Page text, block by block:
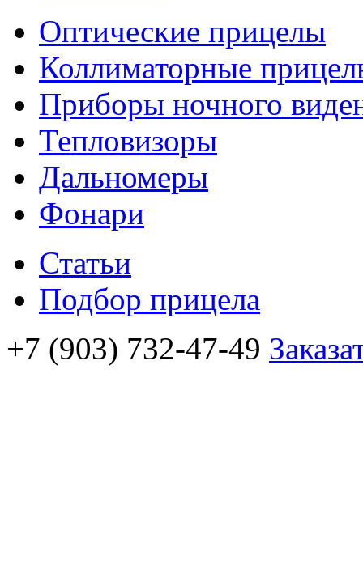
Оптические прицелы
Коллиматорные
Приборы ночного
Тепловизоры
Дальномеры
Фонари
Статьи
Подбор прицела
+7 (903) 732-47-49